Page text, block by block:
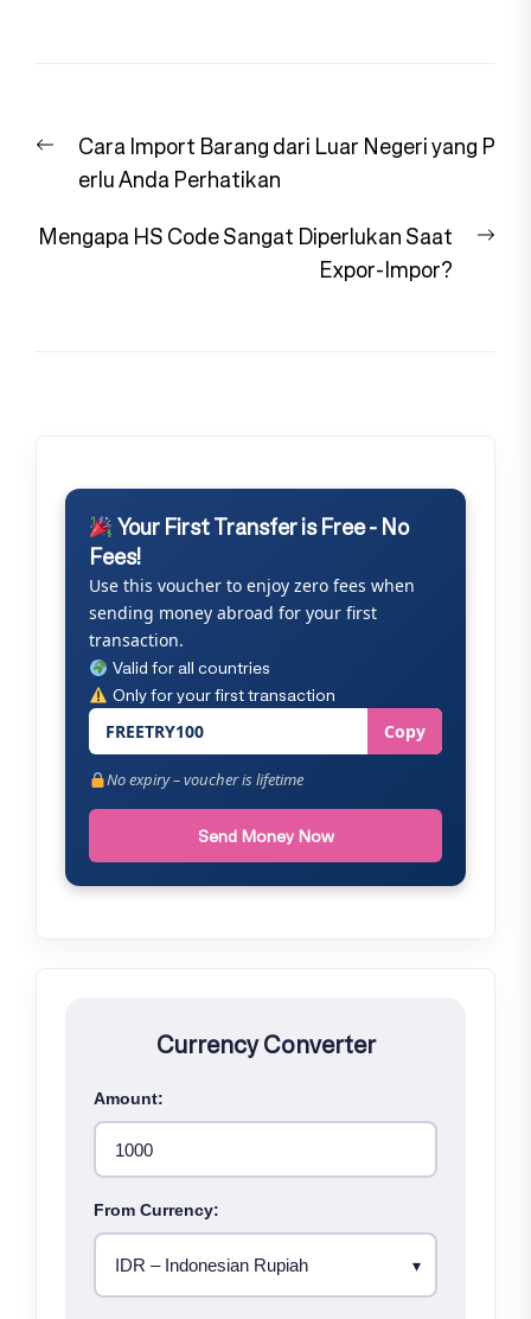
pos
Previous
post:
Cara Import Barang dari Luar Negeri yang P
erlu Anda Perhatikan
Mengapa HS Code Sangat Diperlukan Saat
Expor-Impor?
Your First Transfer is Free - No
Fees!
Use this voucher to enjoy zero fees when
sending money abroad for your first
transaction.
Valid for all countries
Only for your first transaction
FREETRY100 Copy
No expiry – voucher is lifetime
Send Money Now
Currency Converter
Amount:
From Currency: